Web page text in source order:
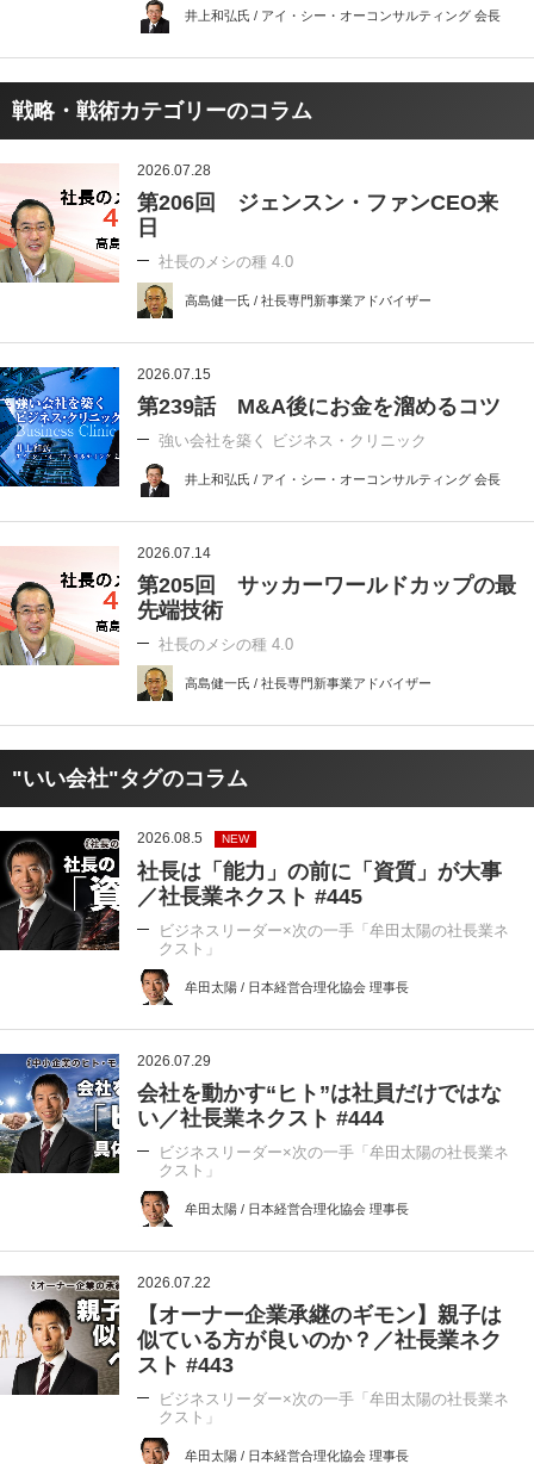
井上和弘氏 / アイ・シー・オーコンサルティング 会長
戦略・戦術カテゴリーのコラム
2026.07.28
第206回 ジェンスン・ファンCEO来
日
社長のメシの種 4.0
高島健一氏 / 社長専門新事業アドバイザー
2026.07.15
第239話 M&A後にお金を溜めるコツ
強い会社を築く ビジネス・クリニック
井上和弘氏 / アイ・シー・オーコンサルティング 会長
2026.07.14
第205回 サッカーワールドカップの最
先端技術
社長のメシの種 4.0
高島健一氏 / 社長専門新事業アドバイザー
"いい会社"タグのコラム
2026.08.5 NEW
社長は「能力」の前に「資質」が大事
／社長業ネクスト #445
ビジネスリーダー×次の一手「牟田太陽の社長業ネ
クスト」
牟田太陽 / 日本経営合理化協会 理事長
2026.07.29
会社を動かす“ヒト”は社員だけではな
い／社長業ネクスト #444
ビジネスリーダー×次の一手「牟田太陽の社長業ネ
クスト」
牟田太陽 / 日本経営合理化協会 理事長
2026.07.22
【オーナー企業承継のギモン】親子は
似ている方が良いのか？／社長業ネク
スト #443
ビジネスリーダー×次の一手「牟田太陽の社長業ネ
クスト」
牟田太陽 / 日本経営合理化協会 理事長